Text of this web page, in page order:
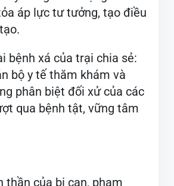
bị can, phạm nhân
tác vệ sinh môi trường,
sự chủ động và đồng
phạm nhân tại trại luôn
y tế nghiêm trọng. Điều
áp lực tư tưởng, tạo điều
xá của trại chia sẻ:
bộ y tế thăm khám và